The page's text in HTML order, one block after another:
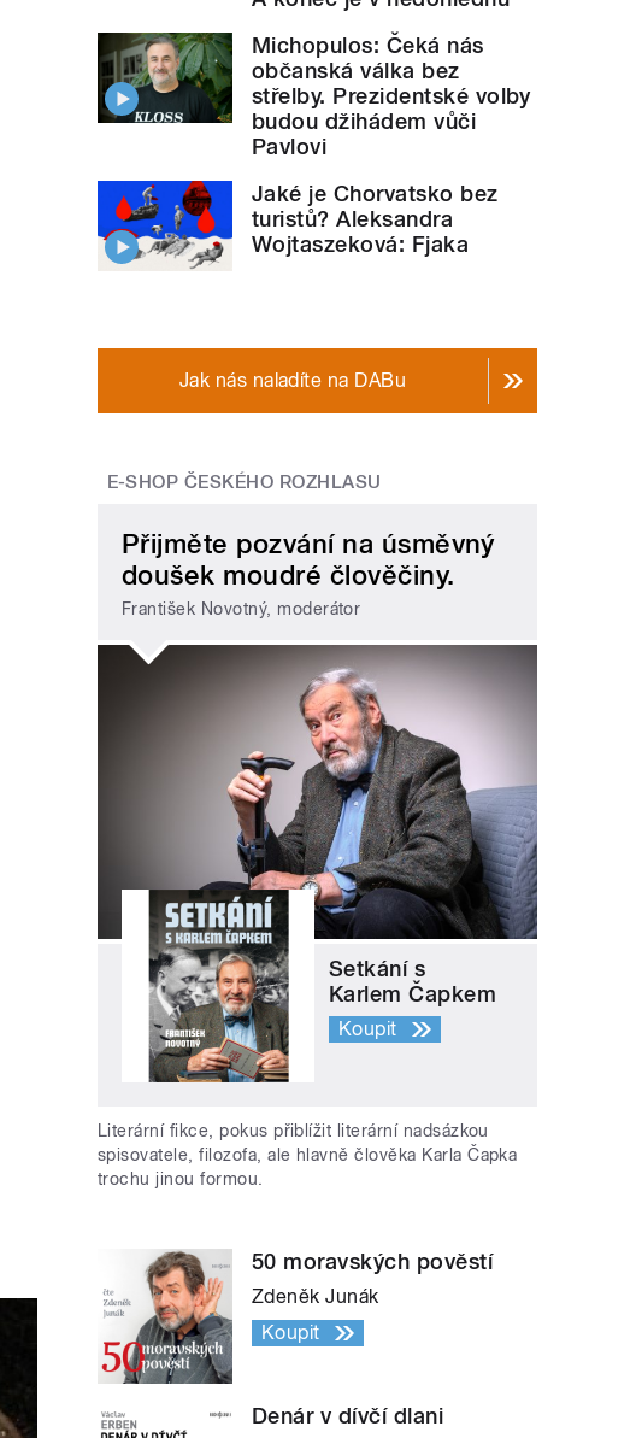
Michopulos: Čeká nás
občanská válka bez
střelby. Prezidentské volby
budou džihádem vůči
Pavlovi
Jaké je Chorvatsko bez
turistů? Aleksandra
Wojtaszeková: Fjaka
Jak nás naladíte na DABu
E-SHOP ČESKÉHO ROZHLASU
Přijměte pozvání na úsměvný
doušek moudré člověčiny.
František Novotný, moderátor
Setkání s
Karlem Čapkem
Koupit
Literární fikce, pokus přiblížit literární nadsázkou
spisovatele, filozofa, ale hlavně člověka Karla Čapka
trochu jinou formou.
50 moravských pověstí
Zdeněk Junák
Koupit
Denár v dívčí dlani